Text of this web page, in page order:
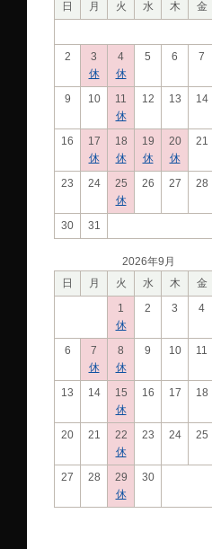
日
月 火 水 木 金
2
3
休
4
休
5 6 7
9 10
11
休
12 13 14
16
17
休
18
休
19
休
20
休
21
23 24
25
休
26 27 28
30 31
2026年9月
日
月 火 水 木 金
1
休
2 3 4
6
7
休
8
休
9 10 11
13 14
15
休
16 17 18
20 21
22
休
23 24 25
27 28
29
休
30